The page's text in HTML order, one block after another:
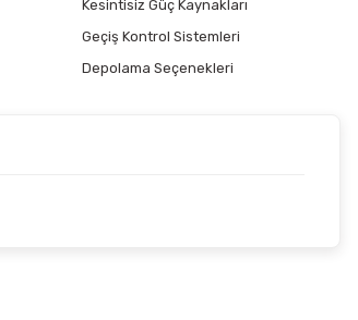
Kesintisiz Güç Kaynakları
Geçiş Kontrol Sistemleri
Depolama Seçenekleri